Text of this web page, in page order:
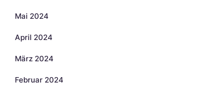
Mai 2024
April 2024
März 2024
Februar 2024